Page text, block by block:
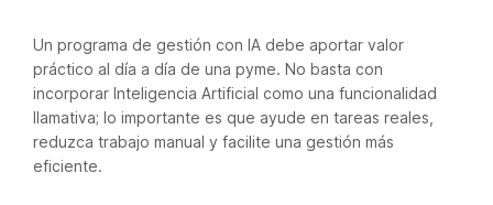
Un programa de gestión con IA debe aportar valor
práctico al día a día de una pyme. No basta con
incorporar Inteligencia Artificial como una funcionalidad
llamativa; lo importante es que ayude en tareas reales,
reduzca trabajo manual y facilite una gestión más
eficiente.